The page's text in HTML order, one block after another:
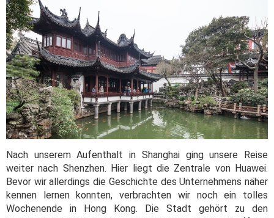
Nach unserem Aufenthalt in Shanghai ging unsere Reise
weiter nach Shenzhen. Hier liegt die Zentrale von Huawei.
Bevor wir allerdings die Geschichte des Unternehmens näher
kennen lernen konnten, verbrachten wir noch ein tolles
Wochenende in Hong Kong. Die Stadt gehört zu den